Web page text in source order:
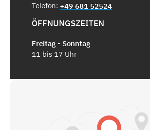
Telefon: +49 681 52524
ÖFFNUNGSZEITEN
Freitag - Sonntag
11 bis 17 Uhr